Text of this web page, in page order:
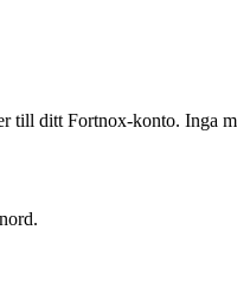
ditt Fortnox-konto. Inga